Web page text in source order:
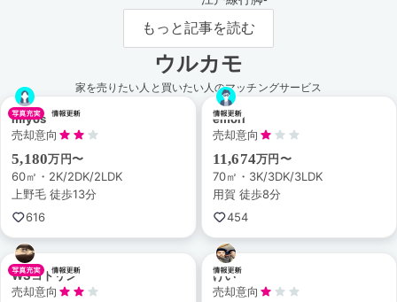
もっと記事を読む
ウルカモ
家を売りたい人と買いたい人のマッチングサービス
miyos
売却意向
5,180万円〜
60㎡・2K/2DK/2LDK
上野毛 徒歩13分
616
emori
売却意向
11,674万円〜
70㎡・3K/3DK/3LDK
用賀 徒歩8分
454
WSコトリン
売却意向
けい
売却意向